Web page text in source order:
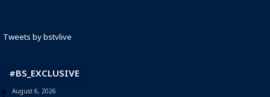
Tweets by bstvlive
#BS_EXCLUSIVE
August 6, 2026